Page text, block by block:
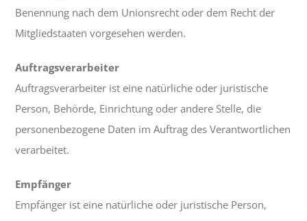
Benennung nach dem Unionsrecht oder dem Recht der
Mitgliedstaaten vorgesehen werden.
Auftragsverarbeiter
Auftragsverarbeiter ist eine natürliche oder juristische
Person, Behörde, Einrichtung oder andere Stelle, die
personenbezogene Daten im Auftrag des Verantwortlichen
verarbeitet.
Empfänger
Empfänger ist eine natürliche oder juristische Person,